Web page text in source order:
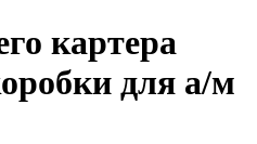
картера
для а/м